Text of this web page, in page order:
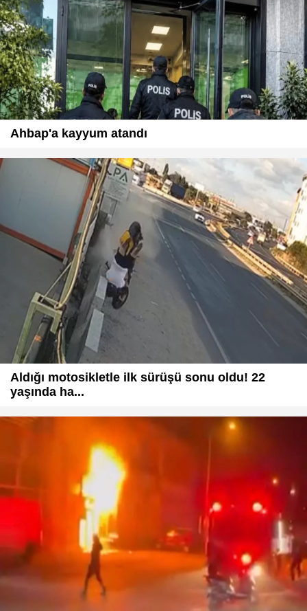
Ahbap'a kayyum atandı
Aldığı motosikletle ilk sürüşü sonu oldu! 22
yaşında ha...